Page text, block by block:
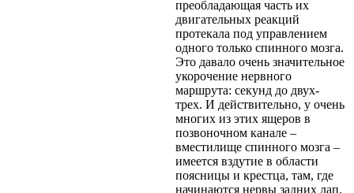
преобладающая часть их
двигательных реакций
протекала под управлением
одного только спинного мозга.
Это давало очень значительное
укорочение нервного
маршрута: секунд до двух-
трех. И действительно, у очень
многих из этих ящеров в
позвоночном канале –
вместилище спинного мозга –
имеется вздутие в области
поясницы и крестца, там, где
начинаются нервы задних лап.